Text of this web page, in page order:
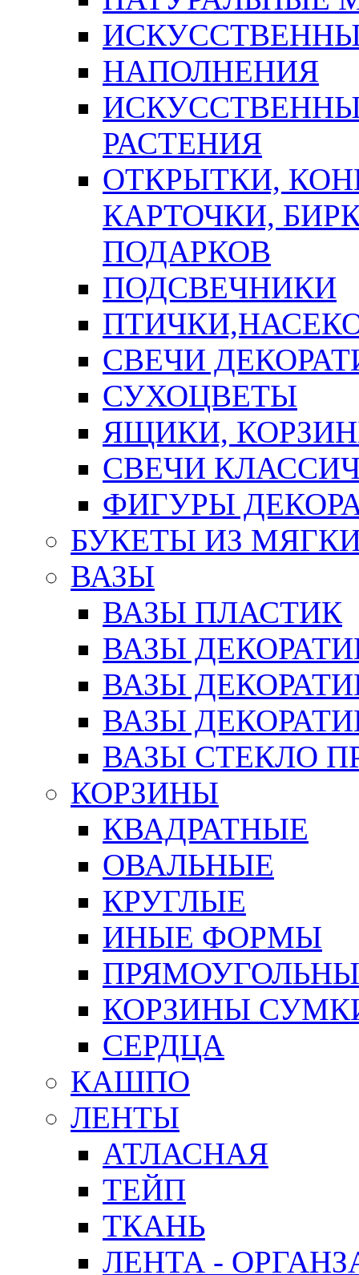
НАПОЛНЕНИЯ
РАСТЕНИЯ
ОТКРЫТКИ,
КАРТОЧКИ,
ПОДАРКОВ
ПОДСВЕЧНИКИ
СВЕЧИ
СУХОЦВЕТЫ
ЯЩИКИ,
СВЕЧИ
ФИГУРЫ
БУКЕТЫ ИЗ
ВАЗЫ
ВАЗЫ ПЛАСТИК
ВАЗЫ
ВАЗЫ
ВАЗЫ
ВАЗЫ СТЕКЛО
КОРЗИНЫ
КВАДРАТНЫЕ
ОВАЛЬНЫЕ
КРУГЛЫЕ
ИНЫЕ ФОРМЫ
КОРЗИНЫ
СЕРДЦА
КАШПО
ЛЕНТЫ
АТЛАСНАЯ
ТЕЙП
ТКАНЬ
ЛЕНТА -